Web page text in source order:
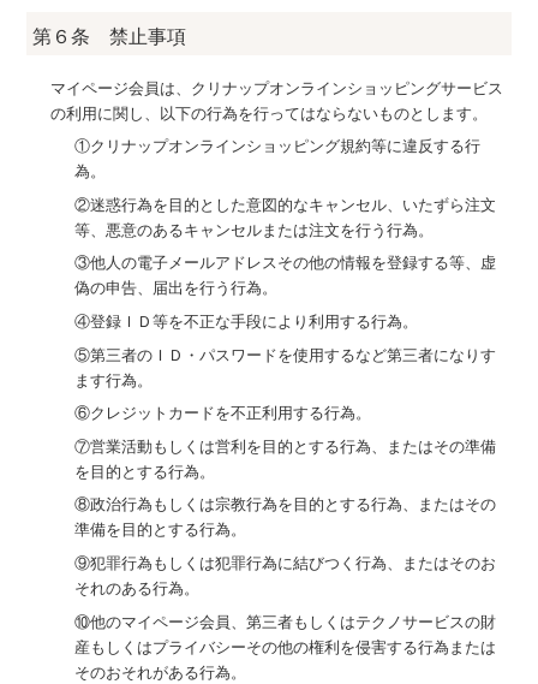
第６条 禁止事項
マイページ会員は、クリナップオンラインショッピングサービス
の利用に関し、以下の行為を行ってはならないものとします。
①クリナップオンラインショッピング規約等に違反する行
為。
②迷惑行為を目的とした意図的なキャンセル、いたずら注文
等、悪意のあるキャンセルまたは注文を行う行為。
③他人の電子メールアドレスその他の情報を登録する等、虚
偽の申告、届出を行う行為。
④登録ＩＤ等を不正な手段により利用する行為。
⑤第三者のＩＤ・パスワードを使用するなど第三者になりす
ます行為。
⑥クレジットカードを不正利用する行為。
⑦営業活動もしくは営利を目的とする行為、またはその準備
を目的とする行為。
⑧政治行為もしくは宗教行為を目的とする行為、またはその
準備を目的とする行為。
⑨犯罪行為もしくは犯罪行為に結びつく行為、またはそのお
それのある行為。
⑩他のマイページ会員、第三者もしくはテクノサービスの財
産もしくはプライバシーその他の権利を侵害する行為または
そのおそれがある行為。